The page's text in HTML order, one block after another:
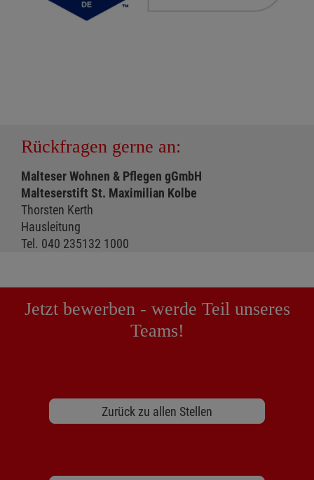
Rückfragen gerne an:
Malteser Wohnen & Pflegen gGmbH
Malteserstift St. Maximilian Kolbe
Thorsten Kerth
Hausleitung
Tel. 040 235132 1000
Jetzt bewerben - werde Teil unseres
Teams!
Zurück zu allen Stellen